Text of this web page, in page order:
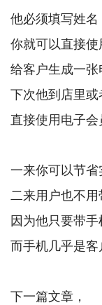
他必须填写姓名
你就可以直接使
给客户生成一张
下次他到店里或
直接使用电子会
一来你可以节省
二来用户也不用
因为他只要带手
而手机几乎是客
下一篇文章，